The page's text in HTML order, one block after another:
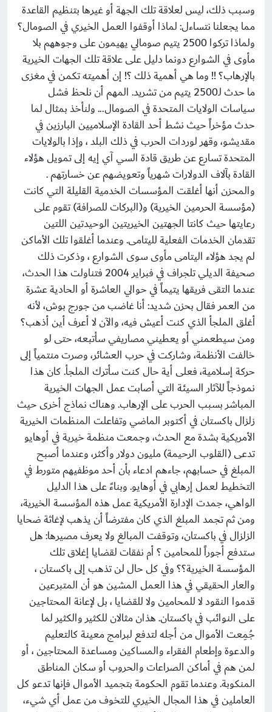
وسبب ذلك، ليس لعلاقة تلك الجهة أو غيرها بتنظيم القاعدة
مما يجعلنا نتساءل: لماذا أوقفوا العمل الخيري في الصومال؟
ولماذا تركوا 2500 يتيم صومالي يهيمون على وجوههم بلا
مأوى في الشوارع دونما دليل على علاقة تلك الجهات الخيرية
بالإرهاب؟ !! وما هي أهمية ذلك ؟! إن أهميته تكمن في مغزى
ما حدث لـ2500 يتيم من تشريد. المهم أن نلحظ فشل
سياسات الولايات المتحدة في الصومال... ولنأخذ بمثال لما
حدث مؤخراً حيث نشط أحد القادة الإسلاميين البارزين في
مقديشو، وقهر لوردات الحرب في ذلك البلد ، وإذا بالولايات
المتحدة تسارع عن طريق قادة السي آي إيه إلى تمويل هؤلاء
القادة بآلاف الدولارات شهرياً وتعويضهم عن خسارتهم .
والمحزن أنها أغلقت المؤسسات الخدمية القليلة التي كانت
(مؤسسة الحرمين الخيرية) و(البركات للصرافة) تقوم على
رعايتها حيث كانتا الجهتين الخيريتين الوحيدتين اللتين
تقدمان الخدمات الفعلية لليتامى. وعندما أغلقوا تلك الأماكن
لم يجد هؤلاء اليتامى مأوى سوى الشوارع ، وذكرت ذلك
صحيفة الديلي تلجراف في فبراير 2004 فتناولت هذا الحدث،
عندما التقى فريقها يتيماً في حوالي العاشرة أو الحادية عشرة
من العمر فقال بحزن شديد: أنا غاضب من جورج بوش، لأنه
أغلق الملجأ الذي كنت أعيش فيه، والآن لا أعرف أين أذهب؟
ومن سيطعمني أو يعطيني مصاريفي سأتبعه، حتى لو
خالفت الأنظمة، وشاركت في حرب العشائر، وصرت منتمياً إلى
حركة إسلامية، فعلى أية حال كنت سأترك الملجأ. كان هذا
نموذجاً للآثار السيئة التي أصابت عمل الجهات الخيرية
المباشر بسبب الحرب على الإرهاب. وهناك نماذج أخرى حيث
زلزال باكستان في أكتوبر الماضي وتفاعلت المنظمات الخيرية
الأمريكية بشدة مع الحدث، وجمعت منظمة خيرية في أوهايو
تدعى (القلوب الرحيمة) مليون دولار وأكثر، وعندما أصبح
المبلغ في حسابهم، جاءهم ادعاء بأن أحد موظفيهم متورط في
التخطيط لعمل إرهابي في أوهايو. وبناءً على هذا الدليل
الواهي، جمدت الإدارة الأمريكية عمل هذه المؤسسة الخيرية،
ومن ثم تجمد المبلغ الذي كان مفترضاً أن يذهب لإغاثة ضحايا
الزلزال في باكستان، وتوقفت المبالغ ولا يعرف مصيرها: هل
ستدفع أجوراً للمحامين ؟ أم نفقات لقضايا إغلاق تلك
المؤسسة الخيرية؟؟ وفي كل حال لن تذهب إلى باكستان ،
والعار الحقيقي في هذا العمل المشين هو أن المتبرعين
قدموا النقود لا للمحامين ولا للقضايا ، بل لإعانة المحتاجين
على النوائب في باكستان. هذان مثالان للكثير والكثير لما
جُمِعت الأموال من أجله لتدفع لبرامج معينة كالتعليم
والدعوة وإطعام الفقراء والمساكين ومساعدة المحتاجين ، أو
لمن هم في أماكن الصراعات والحروب أو سكان المناطق
المنكوبة. وعندما تقوم الحكومة بتجميد الأموال فإنها تدعو كل
العاملين في هذا المجال الخيري للتخوف من عمل أي شيء،